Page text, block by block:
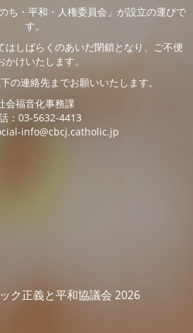
ち・平和・人権委員会」が設立の運びで
す。
はしばらくのあいだ閉鎖となり、ご不便
かけいたします。
の連絡先までお願いいたします。
会福音化事務課
：03-5632-4413
info@cbcj.catholic.jp
ク正義と平和協議会 2026